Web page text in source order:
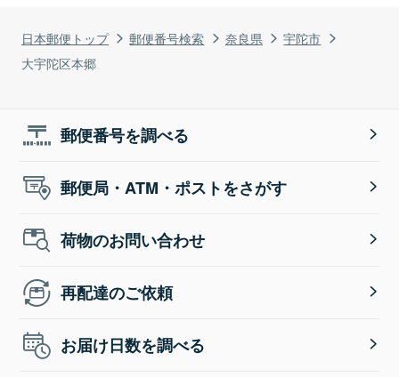
日本郵便トップ 郵便番号検索 奈良県
宇陀市
大宇陀区本郷
郵便番号を調べる
郵便局・ATM・ポストをさがす
荷物のお問い合わせ
再配達のご依頼
お届け日数を調べる